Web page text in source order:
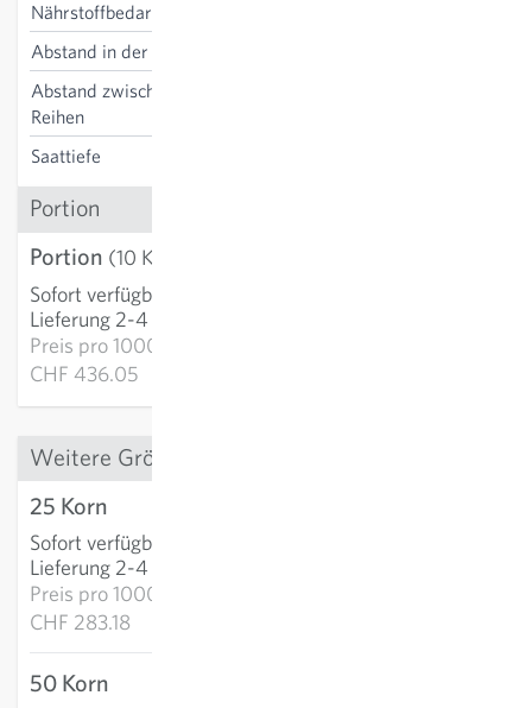
Nährstoffbedarf
Abstand in der Reihe
Abstand zwischen den
Reihen
Saattiefe
Portion
Portion (10 Korn)
Sofort verfügbar
Lieferung 2-4 Tage
Preis pro1000k:
CHF 436.05
Weitere Grössen
25 Korn
Sofort verfügbar
Lieferung 2-4 Tage
Preis pro1000k:
CHF 283.18
50 Korn